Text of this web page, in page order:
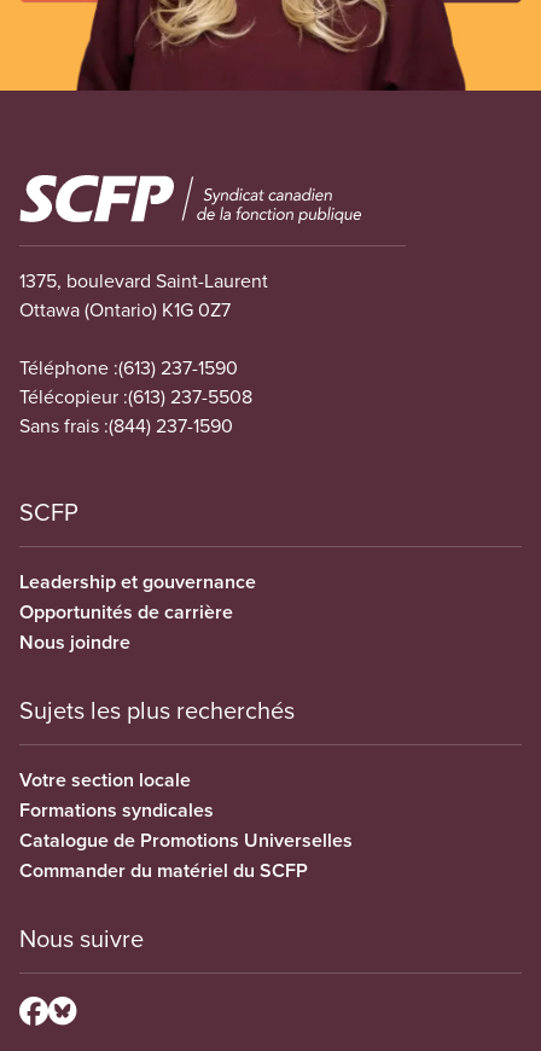
Image
1375, boulevard Saint-Laurent
Ottawa (Ontario) K1G 0Z7
Téléphone :(613) 237-1590
Télécopieur :(613) 237-5508
Sans frais :(844) 237-1590
SCFP
Leadership et gouvernance
Opportunités de carrière
Nous joindre
Sujets les plus recherchés
Votre section locale
Formations syndicales
Catalogue de Promotions Universelles
Commander du matériel du SCFP
Nous suivre